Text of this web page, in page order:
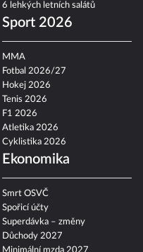
6 lehkých letních salátů
Sport 2026
MMA
Fotbal 2026/27
Hokej 2026
Tenis 2026
F1 2026
Atletika 2026
Cyklistika 2026
Ekonomika
Smrt OSVČ
Spořicí účty
Superdávka – změny
Důchody 2027